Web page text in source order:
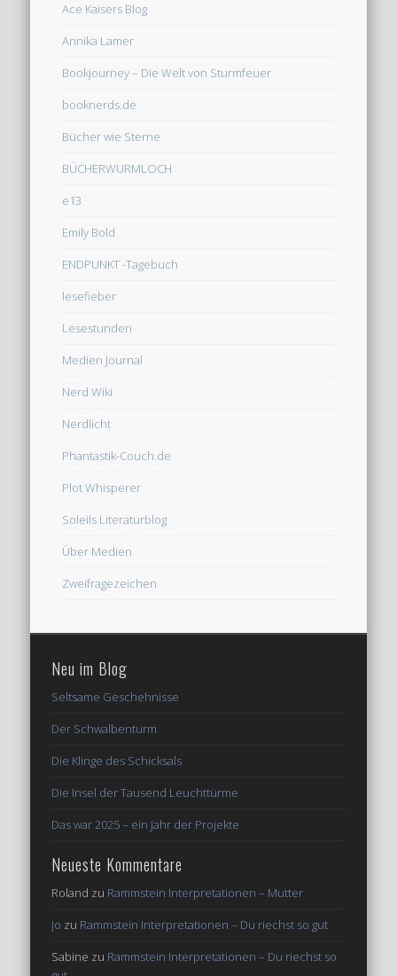
Ace Kaisers Blog
Annika Lamer
Bookjourney – Die Welt von Sturmfeuer
booknerds.de
Bücher wie Sterne
BÜCHERWURMLOCH
e13
Emily Bold
ENDPUNKT -Tagebuch
lesefieber
Lesestunden
Medien Journal
Nerd Wiki
Nerdlicht
Phantastik-Couch.de
Plot Whisperer
Soleils Literaturblog
Über Medien
Zweifragezeichen
Neu im Blog
Seltsame Geschehnisse
Der Schwalbenturm
Die Klinge des Schicksals
Die Insel der Tausend Leuchttürme
Das war 2025 – ein Jahr der Projekte
Neueste Kommentare
Roland zu Rammstein Interpretationen – Mutter
Jo zu Rammstein Interpretationen – Du riechst so gut
Sabine zu Rammstein Interpretationen – Du riechst so